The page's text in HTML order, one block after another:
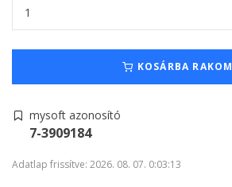
KOSÁRBA RAKOM
mysoft azonosító
7-3909184
Adatlap frissítve: 2026. 08. 07. 0:03:13